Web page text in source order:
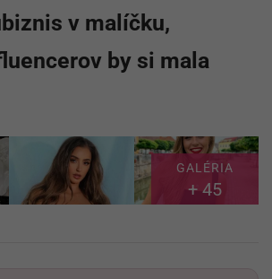
v malíčku,
by si mala
GALÉRIA
+ 45